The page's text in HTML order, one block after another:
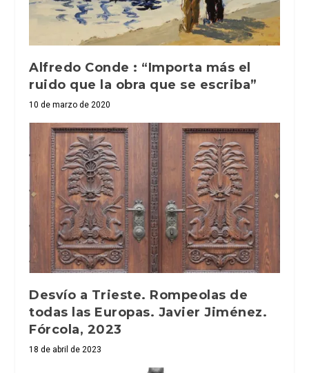
Alfredo Conde : “Importa más el
ruido que la obra que se escriba”
10 de marzo de 2020
Desvío a Trieste. Rompeolas de
todas las Europas. Javier Jiménez.
Fórcola, 2023
18 de abril de 2023